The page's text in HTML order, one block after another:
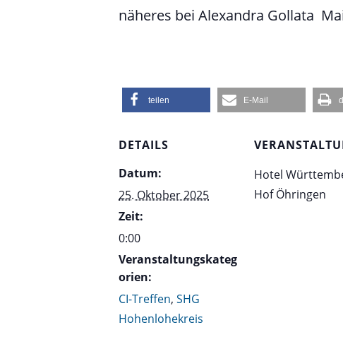
näheres bei Alexandra Gollata
teilen E-Mail
DETAILS
Datum:
25. Oktober 2025
Zeit:
0:00
Veranstaltungskateg
orien:
CI-Treffen, SHG
Hohenlohekreis
Hotel
Hof Öhringen